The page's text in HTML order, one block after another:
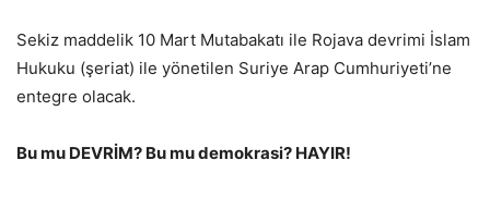
Sekiz maddelik 10 Mart Mutabakatı ile Rojava devrimi İslam
Hukuku (şeriat) ile yönetilen Suriye Arap Cumhuriyeti’ne
entegre olacak.
Bu mu DEVRİM? Bu mu demokrasi? HAYIR!